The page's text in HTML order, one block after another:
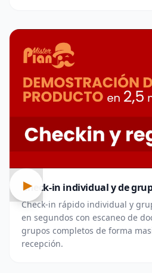
▶
Check-in individual y de
Check-in rápido individual y
en segundos con escaneo de
grupos completos de forma
recepción.